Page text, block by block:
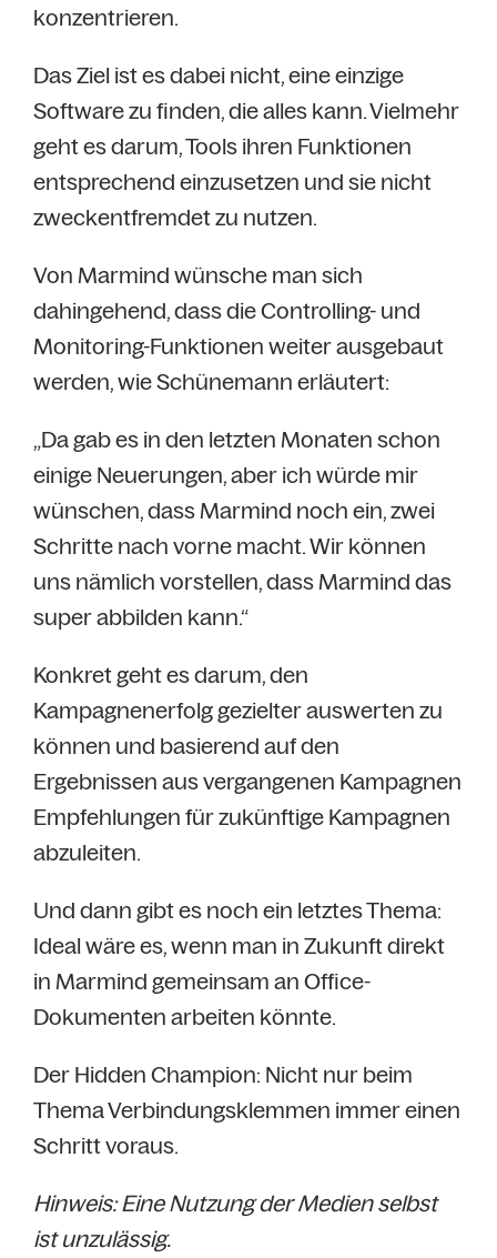
konzentrieren.
Das Ziel ist es dabei nicht, eine einzige
Software zu finden, die alles kann. Vielmehr
geht es darum, Tools ihren Funktionen
entsprechend einzusetzen und sie nicht
zweckentfremdet zu nutzen.
Von Marmind wünsche man sich
dahingehend, dass die Controlling- und
Monitoring-Funktionen weiter ausgebaut
werden, wie Schünemann erläutert:
„Da gab es in den letzten Monaten schon
einige Neuerungen, aber ich würde mir
wünschen, dass Marmind noch ein, zwei
Schritte nach vorne macht. Wir können
uns nämlich vorstellen, dass Marmind das
super abbilden kann.“
Konkret geht es darum, den
Kampagnenerfolg gezielter auswerten zu
können und basierend auf den
Ergebnissen aus vergangenen Kampagnen
Empfehlungen für zukünftige Kampagnen
abzuleiten.
Und dann gibt es noch ein letztes Thema:
Ideal wäre es, wenn man in Zukunft direkt
in Marmind gemeinsam an Office-
Dokumenten arbeiten könnte.
Der Hidden Champion: Nicht nur beim
Thema Verbindungsklemmen immer einen
Schritt voraus.
Hinweis: Eine Nutzung der Medien selbst
ist unzulässig.